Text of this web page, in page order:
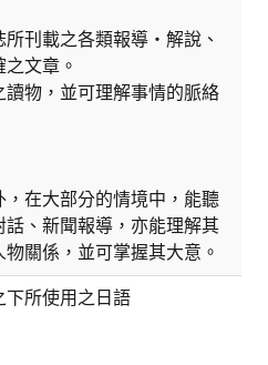
所刊載之各類報導‧解說、
文章。
讀物，並可理解事情的脈絡
，在大部分的情境中，能聽
、新聞報導，亦能理解其
關係，並可掌握其大意。
下所使用之日語